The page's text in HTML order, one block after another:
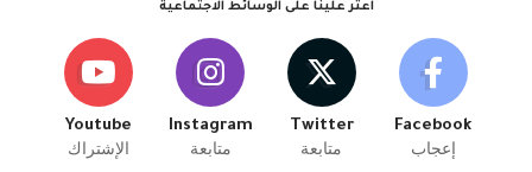
اعثر علينا على الوسائط الاجتماعية
Facebook
إعجاب
Twitter
متابعة
Instagram
متابعة
Youtube
الإشتراك